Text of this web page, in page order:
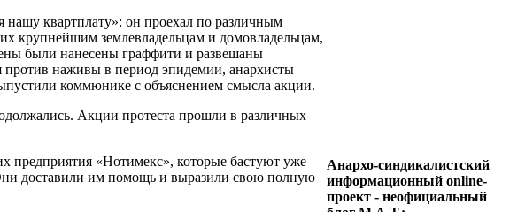
квартплату»: он проехал по различным
крупнейшим землевладельцам и домовладельцам,
были нанесены граффити и развешаны
против наживы в период эпидемии, анархисты
коммюнике с объяснением смысла акции.
Акции протеста прошли в различных
предприятия «Нотимекс», которые бастуют уже
доставили им помощь и выразили свою полную
Анархо-синдикалистский
информационный online-
проект - неофициальный